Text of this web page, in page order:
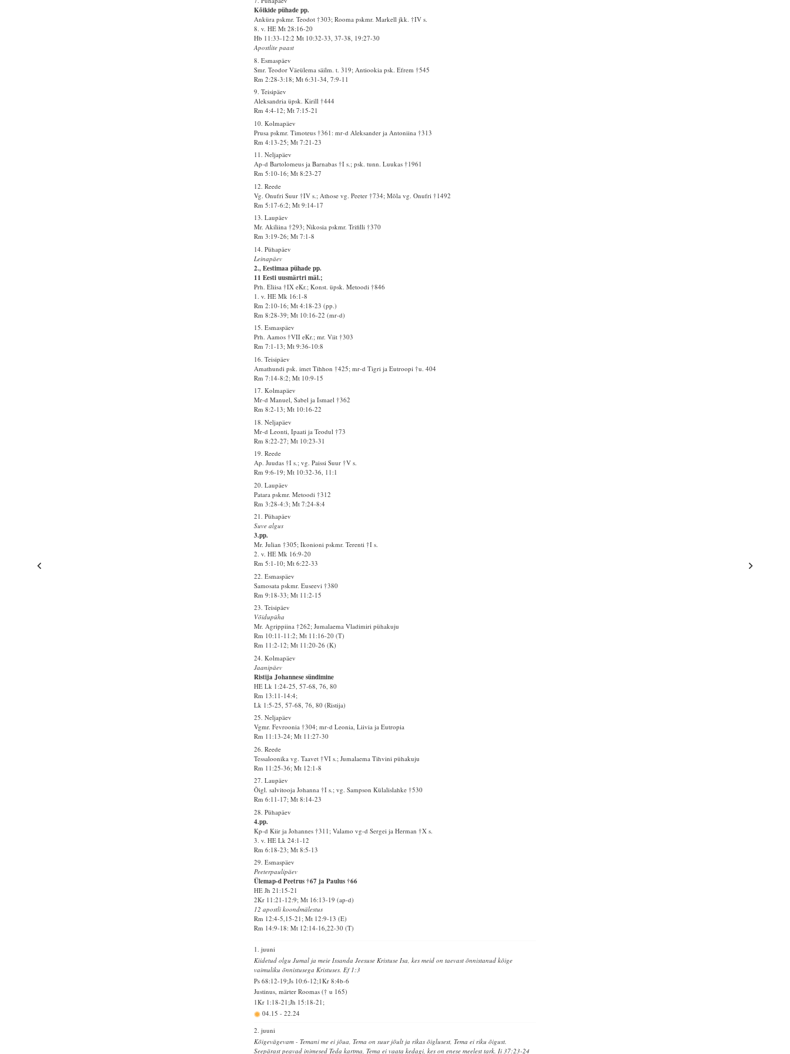
Kõikide pühade pp.
Anküra pskmr. Teodot †303; Rooma pskmr. Markell jkk. †IV s.
8. v. HE Mt 28:16-20
Hb 11:33-12:2 Mt 10:32-33, 37-38, 19:27-30
Apostlite paast
8. Esmaspäev
Smr. Teodor Väeülema säilm. t. 319; Antiookia psk. Efrem †545
Rm 2:28-3:18; Mt 6:31-34, 7:9-11
9. Teisipäev
Aleksandria üpsk. Kirill †444
Rm 4:4-12; Mt 7:15-21
10. Kolmapäev
Prusa pskmr. Timoteus †361: mr-d Aleksander ja Antoniina †313
Rm 4:13-25; Mt 7:21-23
11. Neljapäev
Ap-d Bartolomeus ja Barnabas †I s.; psk. tunn. Luukas †1961
Rm 5:10-16; Mt 8:23-27
12. Reede
Vg. Onufri Suur †IV s.; Athose vg. Peeter †734; Mõla vg. Onufri †1492
Rm 5:17-6:2; Mt 9:14-17
13. Laupäev
Mr. Akiliina †293; Nikosia pskmr. Trifilli †370
Rm 3:19-26; Mt 7:1-8
14. Pühapäev
Leinapäev
2., Eestimaa pühade pp.
11 Eesti uusmärtri mäl.;
Prh. Eliisa †IX eKr.; Konst. üpsk. Metoodi †846
1. v. HE Mk 16:1-8
Rm 2:10-16; Mt 4:18-23 (pp.)
Rm 8:28-39; Mt 10:16-22 (mr-d)
15. Esmaspäev
Prh. Aamos †VII eKr.; mr. Viit †303
Rm 7:1-13; Mt 9:36-10:8
16. Teisipäev
Amathundi psk. imet Tihhon †425; mr-d Tigri ja Eutroopi †u. 404
Rm 7:14-8:2; Mt 10:9-15
17. Kolmapäev
Mr-d Manuel, Sabel ja Ismael †362
Rm 8:2-13; Mt 10:16-22
18. Neljapäev
Mr-d Leonti, Ipaati ja Teodul †73
Rm 8:22-27; Mt 10:23-31
19. Reede
Ap. Juudas †I s.; vg. Paissi Suur †V s.
Rm 9:6-19; Mt 10:32-36, 11:1
20. Laupäev
Patara pskmr. Metoodi †312
Rm 3:28-4:3; Mt 7:24-8:4
21. Pühapäev
Suve algus
3.pp.
Mr. Julian †305; Ikonioni pskmr. Terenti †I s.
2. v. HE Mk 16:9-20
Rm 5:1-10; Mt 6:22-33
22. Esmaspäev
Samosata pskmr. Euseevi †380
Rm 9:18-33; Mt 11:2-15
23. Teisipäev
Võidupüha
Mr. Agrippiina †262; Jumalaema Vladimiri pühakuju
Rm 10:11-11:2; Mt 11:16-20 (T)
Rm 11:2-12; Mt 11:20-26 (K)
24. Kolmapäev
Jaanipäev
Ristija Johannese sündimine
HE Lk 1:24-25, 57-68, 76, 80
Rm 13:11-14:4;
Lk 1:5-25, 57-68, 76, 80 (Ristija)
25. Neljapäev
Vgmr. Fevroonia †304; mr-d Leonia, Liivia ja Eutropia
Rm 11:13-24; Mt 11:27-30
26. Reede
Tessaloonika vg. Taavet †VI s.; Jumalaema Tihvini pühakuju
Rm 11:25-36; Mt 12:1-8
27. Laupäev
Õigl. salvitooja Johanna †I s.; vg. Sampson Külalislahke †530
Rm 6:11-17; Mt 8:14-23
28. Pühapäev
4.pp.
Kp-d Kiir ja Johannes †311; Valamo vg-d Sergei ja Herman †X s.
3. v. HE Lk 24:1-12
Rm 6:18-23; Mt 8:5-13
29. Esmaspäev
Peeterpaulipäev
Ülemap-d Peetrus †67 ja Paulus †66
HE Jh 21:15-21
2Kr 11:21-12:9; Mt 16:13-19 (ap-d)
12 apostli koondmälestus
Rm 12:4-5,15-21; Mt 12:9-13 (E)
Rm 14:9-18: Mt 12:14-16,22-30 (T)
1. juuni
Kiidetud olgu Jumal ja meie Issanda Jeesuse Kristuse Isa, kes meid on taevast õnnistanud kõige
vaimuliku õnnistusega Kristuses. Ef 1:3
Ps 68:12-19;Js 10:6-12;1Kr 8:4b-6
Justinus, märter Roomas († u 165)
1Kr 1:18-21;Jh 15:18-21;
04.15-22.24
2. juuni
Kõigevägevam - Temani me ei jõua, Tema on suur jõult ja rikas õiglusest, Tema ei riku õigust.
Seepärast peavad inimesed Teda kartma, Tema ei vaata kedagi, kes on enese meelest tark. Ii 37:23-24